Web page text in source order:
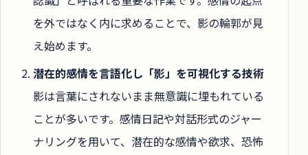
を外ではなく内に求めることで、影の輪郭が見
え始めます。
潜在的感情を言語化し「影」を可視化する技術
影は言葉にされないまま無意識に埋もれている
ことが多いです。感情日記や対話形式のジャー
ナリングを用いて、潜在的な感情や欲求、恐怖